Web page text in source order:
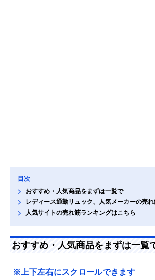
目次
おすすめ・人気商品をまずは一覧で
レディース通勤リュック、人気メーカーの売
人気サイトの売れ筋ランキングはこちら
おすすめ・人気商品をまずは一覧
※上下左右にスクロールできます